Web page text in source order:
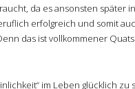
da es ansonsten später
erfolgreich und somit
das ist vollkommener
im Leben glücklich zu